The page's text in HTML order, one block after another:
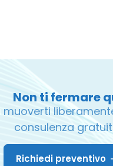
Non ti fermare
muoverti
consulenza
Richiedi preventivo